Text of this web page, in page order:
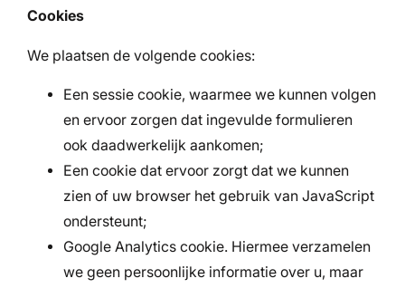
Cookies
We plaatsen de volgende cookies:
Een sessie cookie, waarmee we kunnen volgen
en ervoor zorgen dat ingevulde formulieren
ook daadwerkelijk aankomen;
Een cookie dat ervoor zorgt dat we kunnen
zien of uw browser het gebruik van JavaScript
ondersteunt;
Google Analytics cookie. Hiermee verzamelen
we geen persoonlijke informatie over u, maar